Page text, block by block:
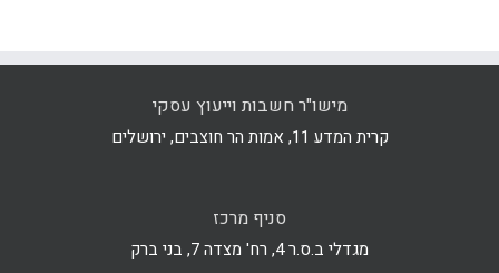
מישו"ר חשבות וייעוץ עסקי
קרית המדע 11, אמות הר חוצבים, ירושלים
סניף מרכז
מגדלי ב.ס.ר 4, רח' מצדה 7, בני ברק